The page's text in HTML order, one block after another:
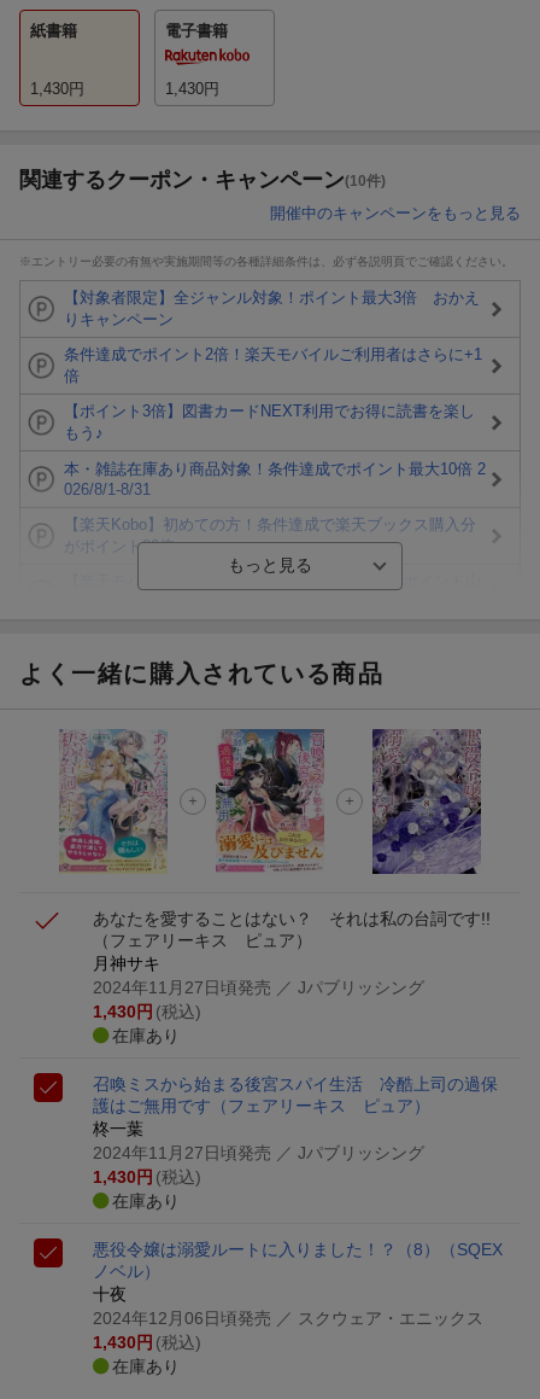
紙書籍
1,430円
電子書籍
1,430円
関連するクーポン・キャンペーン(10件)
開催中のキャンペーンをもっと見る
※エントリー必要の有無や実施期間等の各種詳細条件は、必ず各説明頁でご確認ください。
【対象者限定】全ジャンル対象！ポイント最大3倍 おかえ
りキャンペーン
条件達成でポイント2倍！楽天モバイルご利用者はさらに+1
倍
【ポイント3倍】図書カードNEXT利用でお得に読書を楽し
もう♪
本・雑誌在庫あり商品対象！条件達成でポイント最大10倍 2
026/8/1-8/31
【楽天Kobo】初めての方！条件達成で楽天ブックス購入分
がポイント20倍
ト山分け
エントリー＆3,000円以上購入で無料データSIM（3GB/月プ
ラン）が当たる！
楽天モバイル紹介キャンペーンの拡散で300円OFFクーポン
進呈
よく一緒に購入されている商品
あなたを愛することはない？ それは私の台詞です!!
（フェアリーキス ピュア）
月神サキ
2024年11月27日頃発売 ／ Jパブリッシング
1,430円 (税込)
在庫あり
召喚ミスから始まる後宮スパイ生活 冷酷上司の過保
護はご無用です （フェアリーキス ピュア）
柊一葉
2024年11月27日頃発売 ／ Jパブリッシング
1,430円 (税込)
在庫あり
悪役令嬢は溺愛ルートに入りました！？（8）
（SQEX
ノベル）
十夜
2024年12月06日頃発売 ／ スクウェア・エニックス
1,430円 (税込)
在庫あり